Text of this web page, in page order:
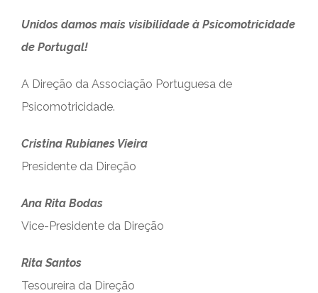
Unidos damos mais visibilidade à Psicomotricidade
de Portugal!
A Direção da Associação Portuguesa de
Psicomotricidade.
Cristina Rubianes Vieira
Presidente da Direção
Ana Rita Bodas
Vice-Presidente da Direção
Rita Santos
Tesoureira da Direção